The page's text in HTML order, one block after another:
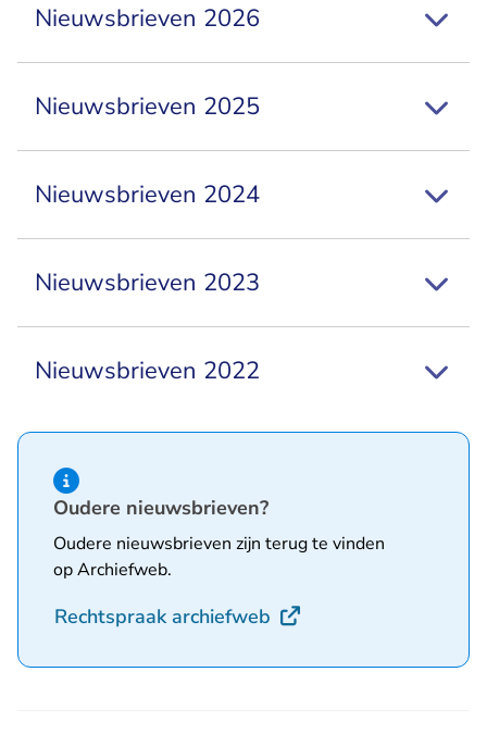
Nieuwsbrieven 2026
Nieuwsbrieven 2025
Nieuwsbrieven 2024
Nieuwsbrieven 2023
Nieuwsbrieven 2022
Hint van type informatie
Oudere nieuwsbrieven?
Oudere nieuwsbrieven zijn terug te vinden
op Archiefweb.
Rechtspraak archiefweb - U verlaat